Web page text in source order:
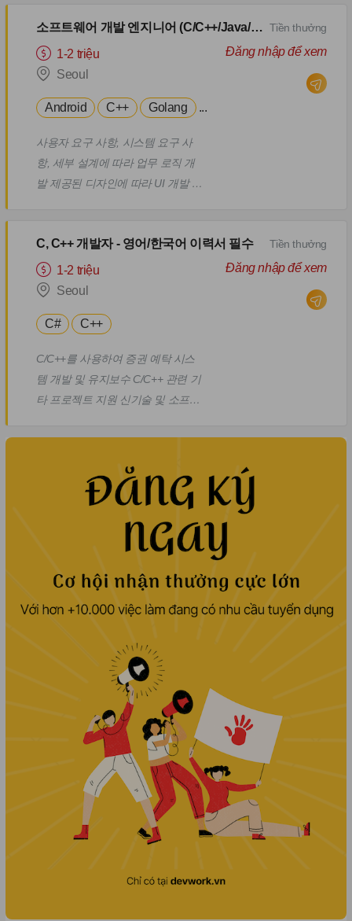
소프트웨어 개발 엔지니어 (C/C++/Java/Golang/Android/iOS)
1-2 triệu
Seoul
Android C++ Golang ...
사용자 요구 사항, 시스템 요구 사
항, 세부 설계에 따라 업무 로직 개
발 제공된 디자인에 따라 UI 개발 팀
여 시스템 품질 보장
Tiền thưởng
Đăng nhập để xem
C, C++ 개발자 - 영어/한국어 이력서 필수
1-2 triệu
Seoul
C# C++
C/C++를 사용하여 증권 예탁 시스
템 개발 및 유지보수 C/C++ 관련 기
타 프로젝트 지원 신기술 및 소프트
랙티스에 대한 지속적인 학습을 통
Tiền thưởng
Đăng nhập để xem